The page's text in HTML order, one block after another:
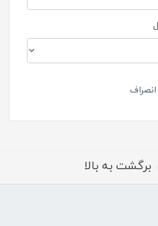
انصراف
برگشت به بالا